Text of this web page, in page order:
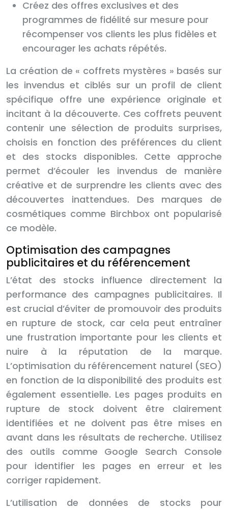
Créez des offres exclusives et des
programmes de fidélité sur mesure pour
récompenser vos clients les plus fidèles et
encourager les achats répétés.
La création de « coffrets mystères » basés sur
les invendus et ciblés sur un profil de client
spécifique offre une expérience originale et
incitant à la découverte. Ces coffrets peuvent
contenir une sélection de produits surprises,
choisis en fonction des préférences du client
et des stocks disponibles. Cette approche
permet d’écouler les invendus de manière
créative et de surprendre les clients avec des
découvertes inattendues. Des marques de
cosmétiques comme Birchbox ont popularisé
ce modèle.
Optimisation des campagnes
publicitaires et du référencement
L’état des stocks influence directement la
performance des campagnes publicitaires. Il
est crucial d’éviter de promouvoir des produits
en rupture de stock, car cela peut entraîner
une frustration importante pour les clients et
nuire à la réputation de la marque.
L’optimisation du référencement naturel (SEO)
en fonction de la disponibilité des produits est
également essentielle. Les pages produits en
rupture de stock doivent être clairement
identifiées et ne doivent pas être mises en
avant dans les résultats de recherche. Utilisez
des outils comme Google Search Console
pour identifier les pages en erreur et les
corriger rapidement.
L’utilisation de données de stocks pour